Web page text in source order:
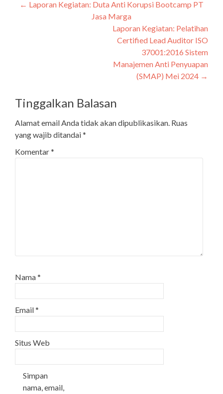
Navigasi
← Laporan Kegiatan: Duta Anti Korupsi Bootcamp PT
Jasa Marga
Laporan Kegiatan: Pelatihan
Certified Lead Auditor ISO
37001:2016 Sistem
Manajemen Anti Penyuapan
(SMAP) Mei 2024 →
Tinggalkan Balasan
Alamat email Anda tidak akan dipublikasikan. Ruas
yang wajib ditandai*
Komentar*
Nama*
Email*
Situs Web
Simpan
nama, email,